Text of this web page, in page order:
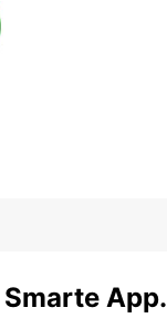
Smarte